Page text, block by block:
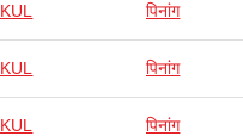
KUL पिनांग
KUL पिनांग
KUL पिनांग